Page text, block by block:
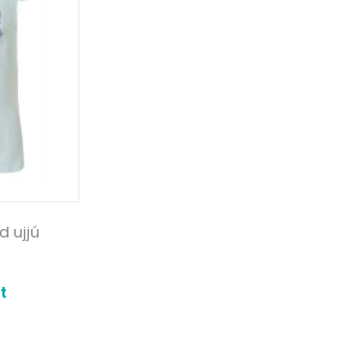
ujjú